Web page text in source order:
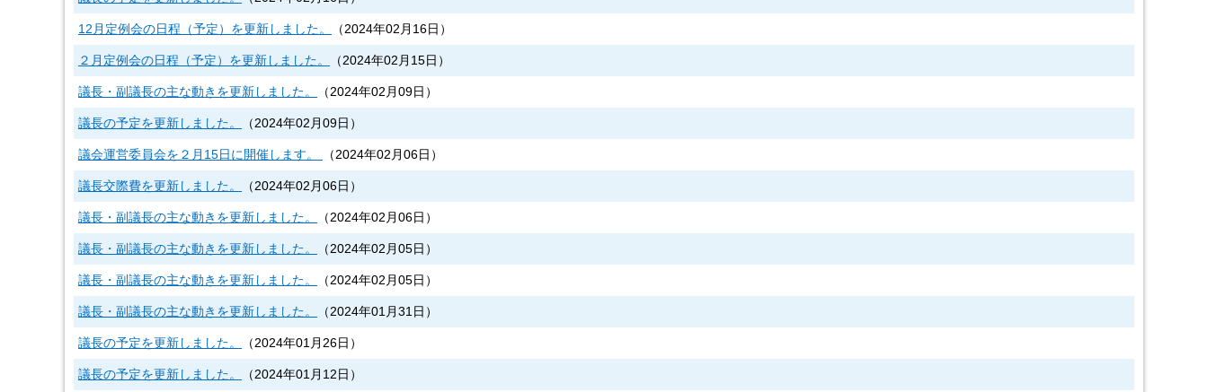
12月定例会の日程（予定）を更新しました。 （2024年02月16日 ）
２月定例会の日程（予定）を更新しました。 （2024年02月15日 ）
議長・副議長の主な動きを更新しました。 （2024年02月09日 ）
議長の予定を更新しました。 （2024年02月09日 ）
議会運営委員会を２月15日に開催します。 （2024年02月06日 ）
議長交際費を更新しました。 （2024年02月06日 ）
議長・副議長の主な動きを更新しました。 （2024年02月06日 ）
議長・副議長の主な動きを更新しました。 （2024年02月05日 ）
議長・副議長の主な動きを更新しました。 （2024年02月05日 ）
議長・副議長の主な動きを更新しました。 （2024年01月31日 ）
議長の予定を更新しました。 （2024年01月26日 ）
議長の予定を更新しました。 （2024年01月12日 ）